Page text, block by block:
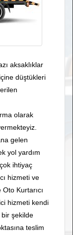
aksaklıklar
düştükleri
olarak
gelen
yol yardım
ihtiyaç
hizmeti ve
Kurtarıcı
hizmeti kendi
bir şekilde
teslim